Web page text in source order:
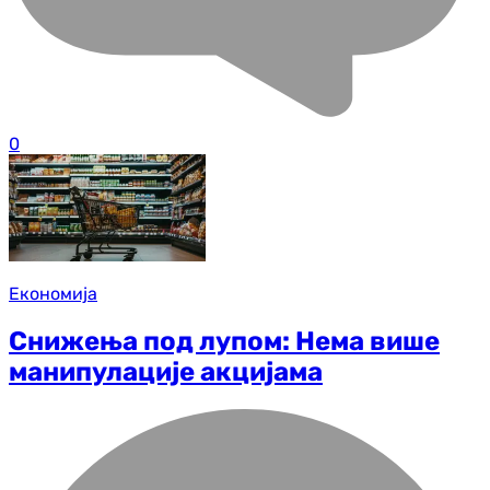
0
Економија
Снижења под лупом: Нема више
манипулације акцијама